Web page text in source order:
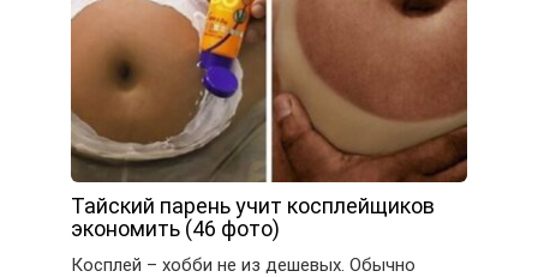
Тайский парень учит косплейщиков
экономить (46 фото)
Косплей – хобби не из дешевых. Обычно